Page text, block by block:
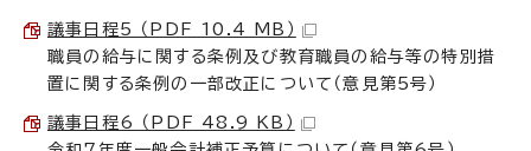
議事日程5 （PDF 10.4 MB）
職員の給与に関する条例及び教育職員の給与等の特別措
置に関する条例の一部改正について（意見第5号）
議事日程6 （PDF 48.9 KB）